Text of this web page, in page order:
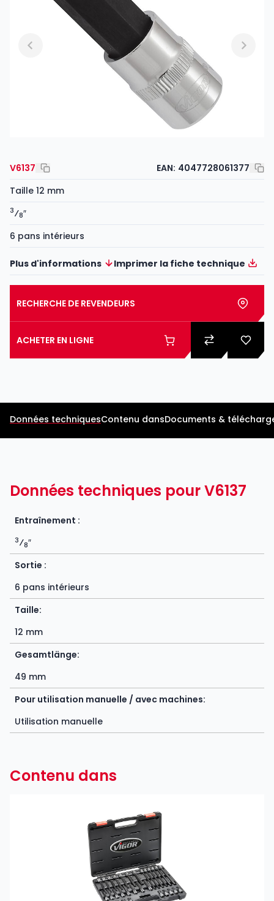
V6137 EAN: 4047728061377
Taille 12 mm
3⁄8″
6 pans intérieurs
Plus d'informations Imprimer la fiche technique
RECHERCHE DE REVENDEURS
ACHETER EN LIGNE
Données techniquesContenu dansDocuments &
Données techniques pour V6137
Entraînement :
3⁄8″
Sortie :
6 pans intérieurs
Taille:
12 mm
Gesamtlänge:
49 mm
Pour utilisation manuelle / avec machines:
Utilisation manuelle
Contenu dans